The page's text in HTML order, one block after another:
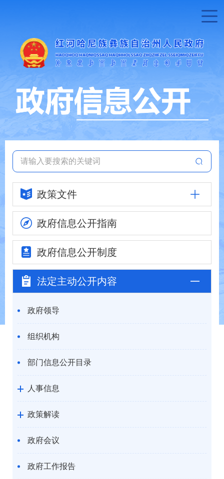
政策文件
政府信息公开指南
政府信息公开制度
法定主动公开内容
政府领导
组织机构
部门信息公开目录
人事信息
政策解读
政府会议
政府工作报告